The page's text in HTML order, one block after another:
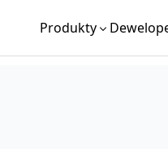
Produkty